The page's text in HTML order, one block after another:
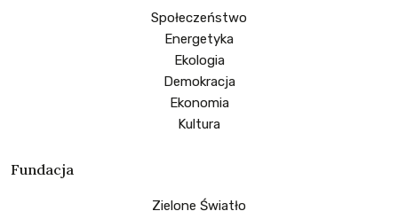
Społeczeństwo
Energetyka
Ekologia
Demokracja
Ekonomia
Kultura
Fundacja
Zielone Światło